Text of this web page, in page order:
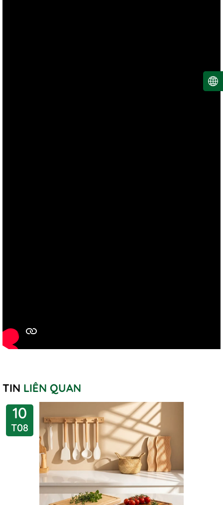
TIN LIÊN QUAN
10
T08